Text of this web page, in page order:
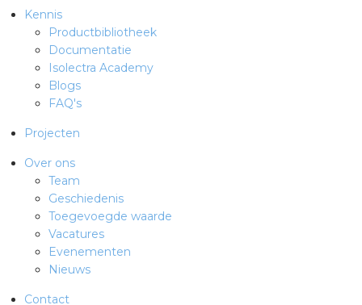
Kennis
Productbibliotheek
Documentatie
Isolectra Academy
Blogs
FAQ's
Projecten
Over ons
Team
Geschiedenis
Toegevoegde waarde
Vacatures
Evenementen
Nieuws
Contact